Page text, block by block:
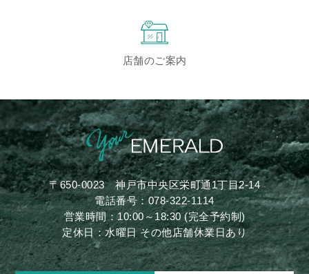
店舗のご案内
〒650-0023神戸市中央区栄町通1丁目2-14
電話番号：078-322-1114
営業時間：10:00～18:30 (完全予約制)
定休日：水曜日 その他店舗休業日あり